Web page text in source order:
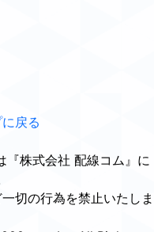
戻る
『株式会社 配線コム』に
切の行為を禁止いたしま